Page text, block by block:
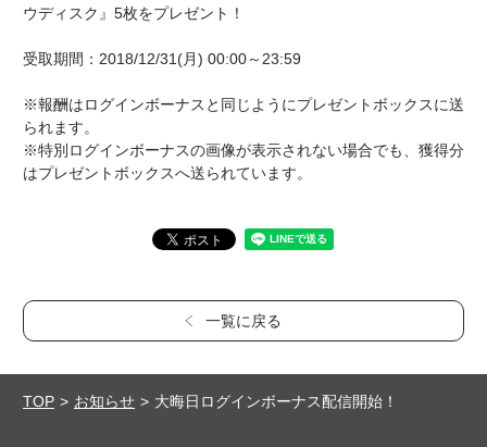
ウディスク』5枚をプレゼント！
受取期間：2018/12/31(月) 00:00～23:59
※報酬はログインボーナスと同じようにプレゼントボックスに送
られます。
※特別ログインボーナスの画像が表示されない場合でも、獲得分
はプレゼントボックスへ送られています。
一覧に戻る
TOP お知らせ 大晦日ログインボーナス配信開始！